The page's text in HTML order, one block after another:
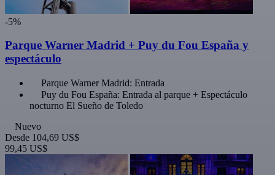
-5%
Parque Warner Madrid + Puy du Fou España y
espectáculo
Parque Warner Madrid: Entrada
Puy du Fou España: Entrada al parque + Espectáculo
nocturno El Sueño de Toledo
Nuevo
Desde 104,69 US$
99,45 US$